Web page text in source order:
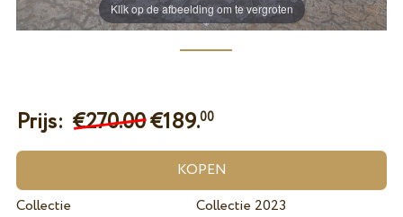
Klik op de afbeelding om te vergroten
Prijs: €270.00€189.00
Collectie
Collectie 2023